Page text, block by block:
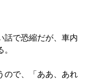
話で恐縮だが、車内
ので、「ああ、あれ